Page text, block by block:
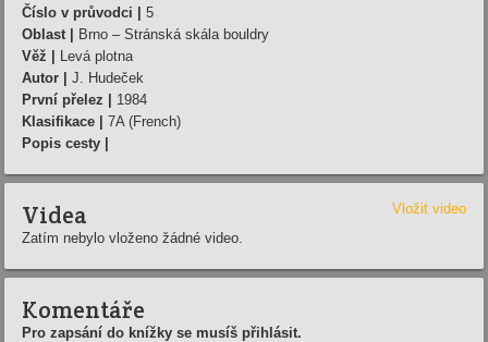
Číslo v průvodci |
5
Oblast |
Brno – Stránská skála bouldry
Věž |
Levá plotna
Autor |
J. Hudeček
První přelez |
1984
Klasifikace |
7A (French)
Popis cesty |
Videa
Vložit video
Zatím nebylo vloženo žádné video.
Komentáře
Pro zapsání do knížky se musíš přihlásit.